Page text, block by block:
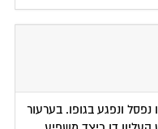
ונפגע בגופו. בערעור